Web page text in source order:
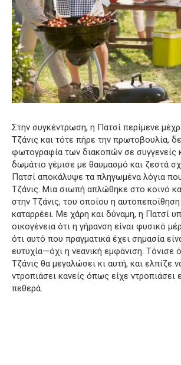
Στην συγκέντρωση, η Πατσί περίμενε
Τζάνις και τότε πήρε την πρωτοβουλία,
φωτογραφία των διακοπών σε συγγενείς
δωμάτιο γέμισε με θαυμασμό και ζεστά
Πατσί αποκάλυψε τα πληγωμένα λόγια
Τζάνις. Μια σιωπή απλώθηκε στο κοινό
στην Τζάνις, του οποίου η
καταρρέει. Με χάρη και δύναμη, η Πατσί
οικογένεια ότι η γήρανση είναι φυσικό
ότι αυτό που πραγματικά έχει σημασία
ευτυχία—όχι η νεανική εμφάνιση. Τόνισε
Τζάνις θα μεγαλώσει κι αυτή, και ελπίζε
ντροπιάσει κανείς όπως είχε ντροπιάσει
πεθερά.